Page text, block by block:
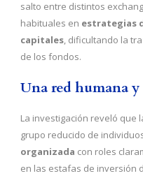
salto entre distintos
habituales en estrategias
capitales, dificultando la
de los fondos.
Una red humana
La investigación reveló que
grupo reducido de
organizada con roles
en las estafas de inversión